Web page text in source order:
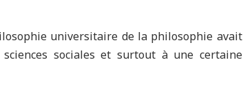
universitaire de la philosophie avait
sociales et surtout à une certaine